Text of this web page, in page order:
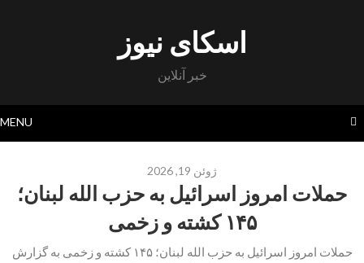
اسکای نیوز
خبر آنلاین
MENU
ژوئن 19, 2026
حملات امروز اسرائیل به حزب الله لبنان؛
۱۴۵ کشته و زخمی
حملات امروز اسرائیل به حزب الله لبنان؛ ۱۴۵ کشته و زخمی به گزارش